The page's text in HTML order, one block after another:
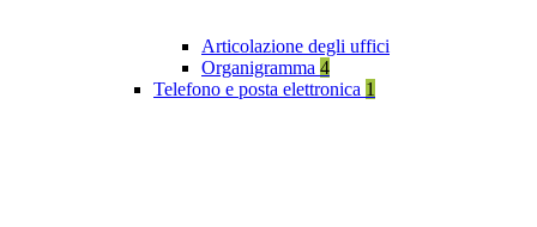
Articolazione degli uffici
Organigramma 4
Telefono e posta elettronica 1